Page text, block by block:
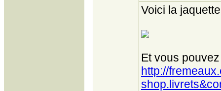
Voici la
Et vous
http://